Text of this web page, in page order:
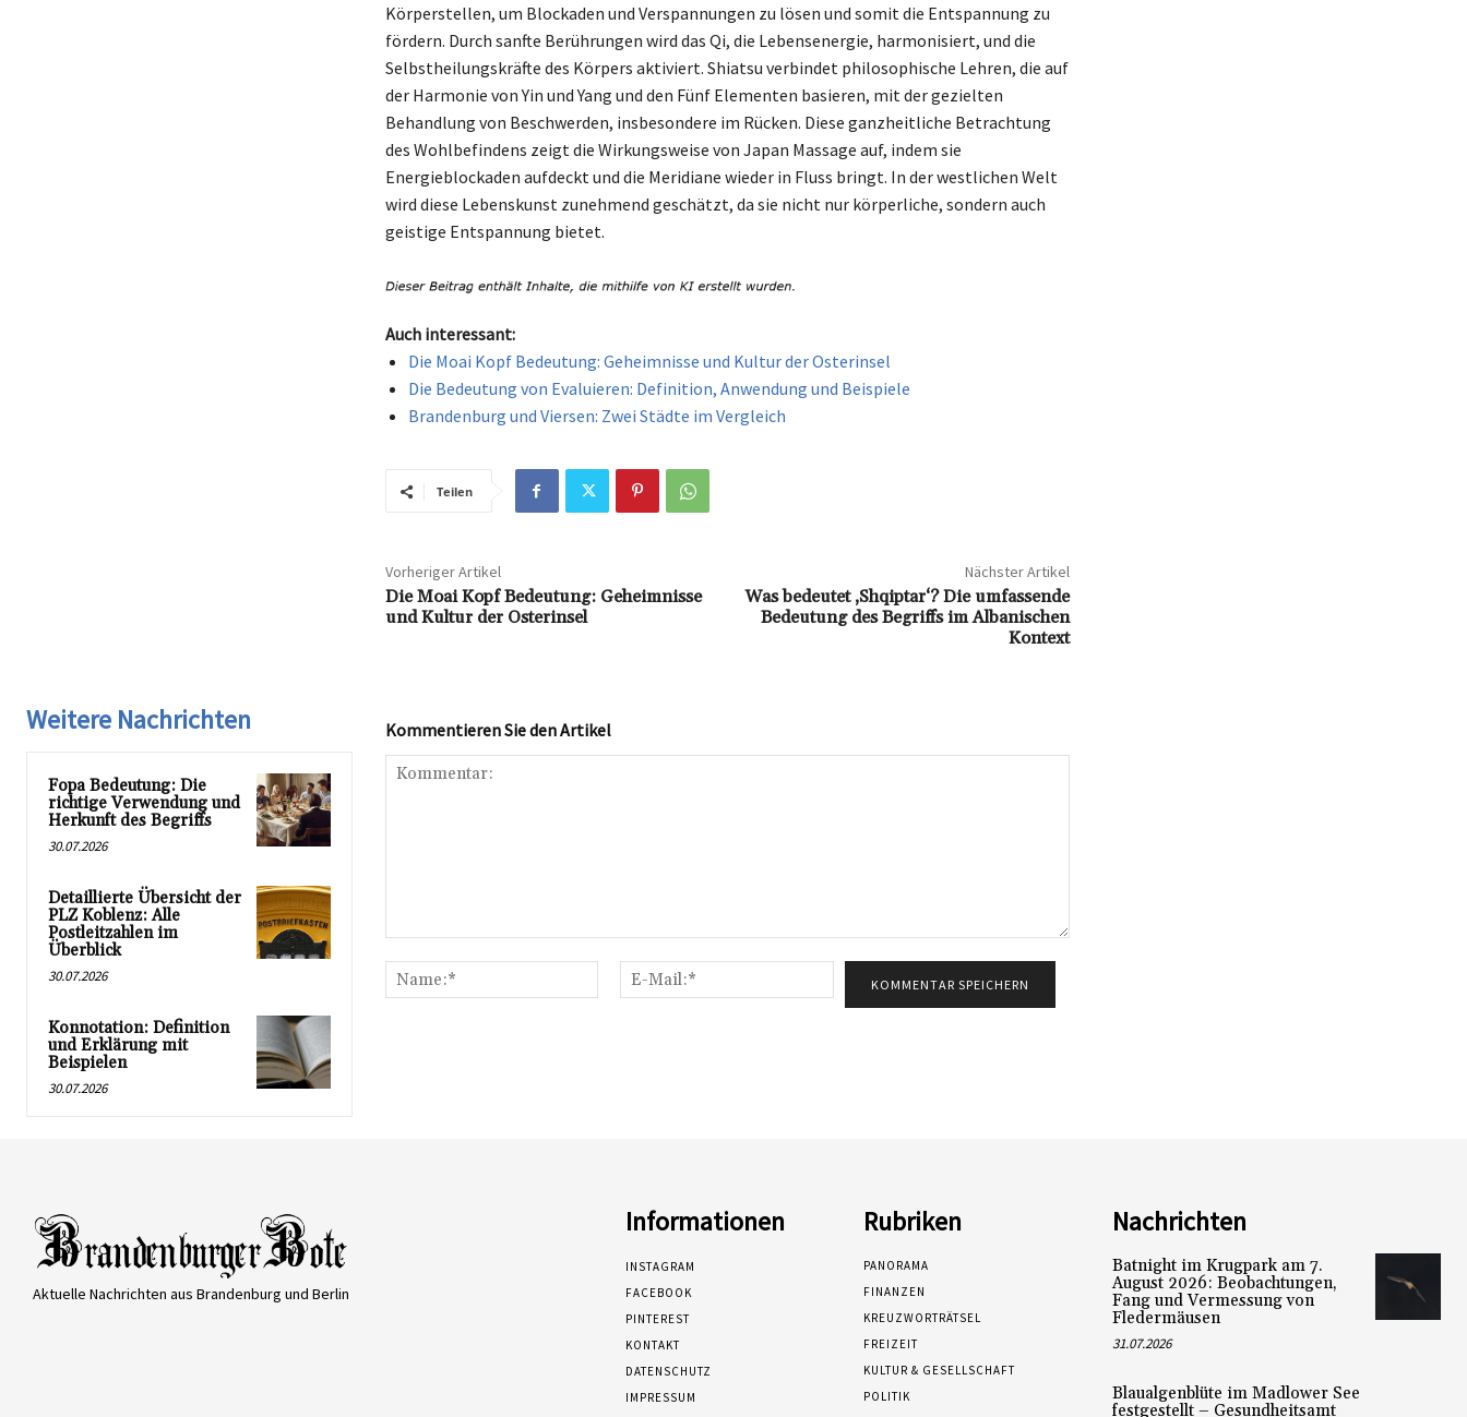
Körperstellen, um Blockaden und Verspannungen zu lösen und somit die Entspannung zu
fördern. Durch sanfte Berührungen wird das Qi, die Lebensenergie, harmonisiert, und die
Selbstheilungskräfte des Körpers aktiviert. Shiatsu verbindet philosophische Lehren, die auf
der Harmonie von Yin und Yang und den Fünf Elementen basieren, mit der gezielten
Behandlung von Beschwerden, insbesondere im Rücken. Diese ganzheitliche Betrachtung
des Wohlbefindens zeigt die Wirkungsweise von Japan Massage auf, indem sie
Energieblockaden aufdeckt und die Meridiane wieder in Fluss bringt. In der westlichen Welt
wird diese Lebenskunst zunehmend geschätzt, da sie nicht nur körperliche, sondern auch
geistige Entspannung bietet.
Auch interessant:
Die Moai Kopf Bedeutung: Geheimnisse und Kultur der Osterinsel
Die Bedeutung von Evaluieren: Definition, Anwendung und Beispiele
Brandenburg und Viersen: Zwei Städte im Vergleich
Teilen
Vorheriger Artikel
Die Moai Kopf Bedeutung: Geheimnisse
und Kultur der Osterinsel
Nächster Artikel
Was bedeutet ‚Shqiptar‘? Die umfassende
Bedeutung des Begriffs im Albanischen
Kontext
Weitere Nachrichten
Fopa Bedeutung: Die
richtige Verwendung und
Herkunft des Begriffs
30.07.2026
Detaillierte Übersicht der
PLZ Koblenz: Alle
Postleitzahlen im
Überblick
30.07.2026
Konnotation: Definition
und Erklärung mit
Beispielen
30.07.2026
Kommentieren Sie den Artikel
Name:*
Mail:*
Aktuelle Nachrichten aus Brandenburg und Berlin
Informationen
INSTAGRAM
FACEBOOK
PINTEREST
KONTAKT
DATENSCHUTZ
IMPRESSUM
Rubriken
PANORAMA
FINANZEN
KREUZWORTRÄTSEL
FREIZEIT
KULTUR & GESELLSCHAFT
POLITIK
Nachrichten
Batnight im Krugpark am 7.
August 2026: Beobachtungen,
Fang und Vermessung von
Fledermäusen
31.07.2026
Blaualgenblüte im Madlower See
festgestellt – Gesundheitsamt